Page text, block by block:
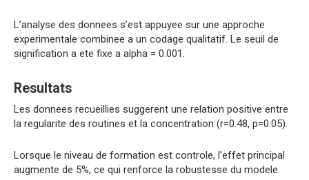
L’analyse des donnees s’est appuyee sur une approche
experimentale combinee a un codage qualitatif. Le seuil de
signification a ete fixe a alpha = 0.001.
Resultats
Les donnees recueillies suggerent une relation positive entre
la regularite des routines et la concentration (r=0.48, p=0.05).
Lorsque le niveau de formation est controle, l’effet principal
augmente de 5%, ce qui renforce la robustesse du modele.